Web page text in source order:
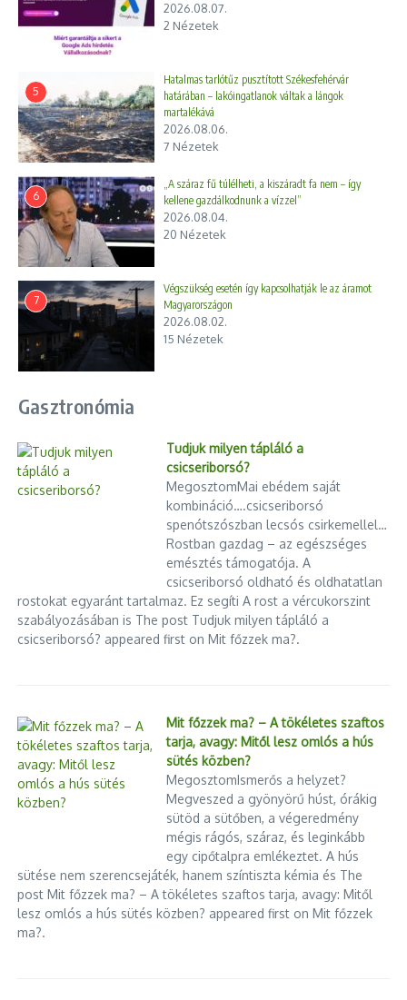
2026.08.07.
2 Nézetek
5
Hatalmas tarlótűz pusztított Székesfehérvár
határában – lakóingatlanok váltak a lángok
martalékává
2026.08.06.
7 Nézetek
6
„A száraz fű túlélheti, a kiszáradt fa nem – így
kellene gazdálkodnunk a vízzel”
2026.08.04.
20 Nézetek
7
Végszükség esetén így kapcsolhatják le az áramot
Magyarországon
2026.08.02.
15 Nézetek
Gasztronómia
Tudjuk milyen tápláló a
csicseriborsó?
MegosztomMai ebédem saját
kombináció….csicseriborsó
spenótszószban lecsós csirkemellel…
Rostban gazdag – az egészséges
emésztés támogatója. A
csicseriborsó oldható és oldhatatlan
rostokat egyaránt tartalmaz. Ez segíti A rost a vércukorszint
szabályozásában is The post Tudjuk milyen tápláló a
csicseriborsó? appeared first on Mit főzzek ma?.
Mit főzzek ma? – A tökéletes szaftos
tarja, avagy: Mitől lesz omlós a hús
sütés közben?
MegosztomIsmerős a helyzet?
Megveszed a gyönyörű húst, órákig
sütöd a sütőben, a végeredmény
mégis rágós, száraz, és leginkább
egy cipőtalpra emlékeztet. A hús
sütése nem szerencsejáték, hanem színtiszta kémia és The
post Mit főzzek ma? – A tökéletes szaftos tarja, avagy: Mitől
lesz omlós a hús sütés közben? appeared first on Mit főzzek
ma?.